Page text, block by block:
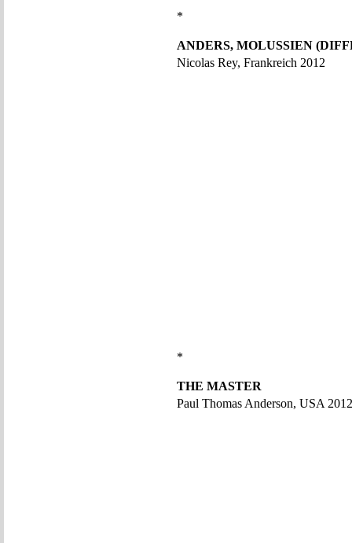
*
ANDERS, MOLUSSIEN
Nicolas Rey, Frankreich 2012
*
THE MASTER
Paul Thomas Anderson, USA 2012